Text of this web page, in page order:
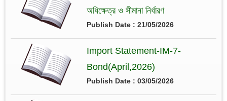
অধিক্ষেত্র ও সীমানা নির্ধারণ
Publish Date : 21/05/2026
Import Statement-IM-7-
Bond(April,2026)
Publish Date : 03/05/2026